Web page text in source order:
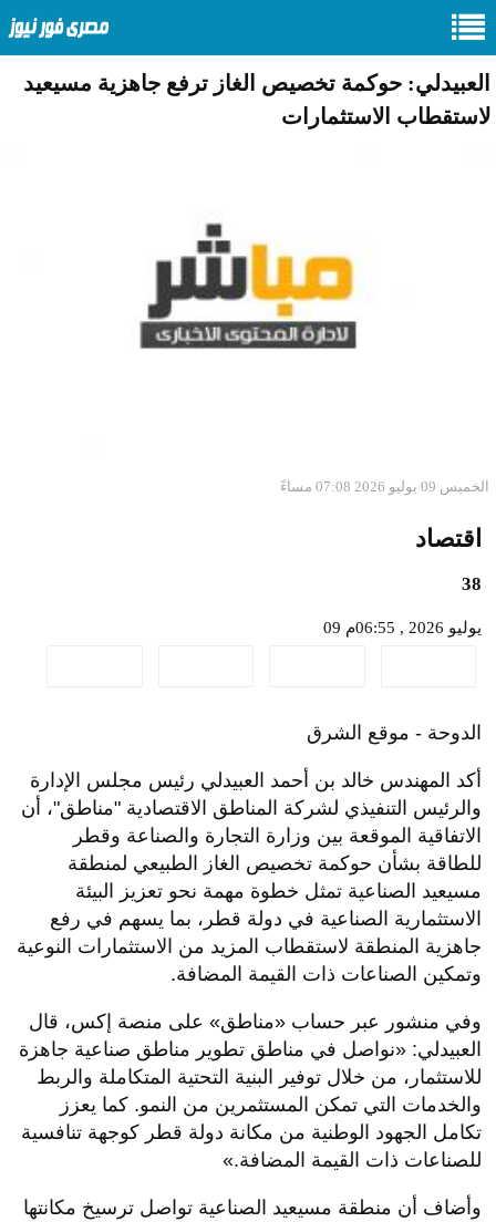
العبيدلي: حوكمة تخصيص الغاز ترفع جاهزية مسيعيد
لاستقطاب الاستثمارات
الخميس 09 يوليو 2026 07:08 مساءً
اقتصاد
38
09 يوليو 2026 , 06:55م
الدوحة - موقع الشرق
أكد المهندس خالد بن أحمد العبيدلي رئيس مجلس الإدارة
والرئيس التنفيذي لشركة المناطق الاقتصادية "مناطق"، أن
الاتفاقية الموقعة بين وزارة التجارة والصناعة وقطر
للطاقة بشأن حوكمة تخصيص الغاز الطبيعي لمنطقة
مسيعيد الصناعية تمثل خطوة مهمة نحو تعزيز البيئة
الاستثمارية الصناعية في دولة قطر، بما يسهم في رفع
جاهزية المنطقة لاستقطاب المزيد من الاستثمارات النوعية
وتمكين الصناعات ذات القيمة المضافة.
وفي منشور عبر حساب «مناطق» على منصة إكس، قال
العبيدلي: «نواصل في مناطق تطوير مناطق صناعية جاهزة
للاستثمار، من خلال توفير البنية التحتية المتكاملة والربط
والخدمات التي تمكن المستثمرين من النمو. كما يعزز
تكامل الجهود الوطنية من مكانة دولة قطر كوجهة تنافسية
للصناعات ذات القيمة المضافة.»
وأضاف أن منطقة مسيعيد الصناعية تواصل ترسيخ مكانتها